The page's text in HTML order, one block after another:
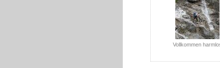
Vollkommen